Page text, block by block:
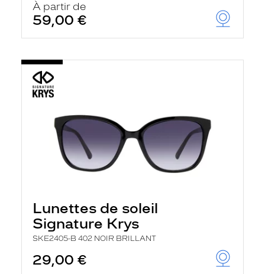
À partir de
59,00 €
Lunettes de soleil
Signature Krys
SKE2405-B 402 NOIR BRILLANT
29,00 €